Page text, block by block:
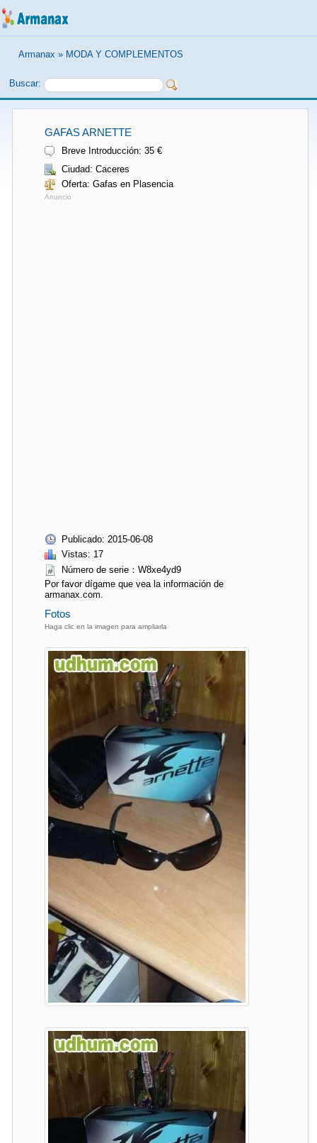
Armanax » MODA Y COMPLEMENTOS
Buscar:
GAFAS ARNETTE
Breve Introducción: 35 €
Ciudad: Caceres
Oferta: Gafas en Plasencia
Anuncio
Publicado: 2015-06-08
Vistas: 17
Número de serie：W8xe4yd9
Por favor dígame que vea la información de
armanax.com.
Fotos
Haga clic en la imagen para ampliarla